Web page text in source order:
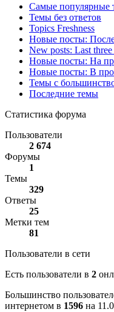
Самые популярные
Темы без ответов
Topics Freshness
Новые посты:
New posts: Last three
Новые посты: На
Новые посты: В
Темы с
Последние темы
Статистика форума
Пользователи
2 674
Форумы
1
Темы
329
Ответы
25
Метки тем
81
Пользователи в сети
Есть пользователи в 2
Большинство
интернетом в 1596 на